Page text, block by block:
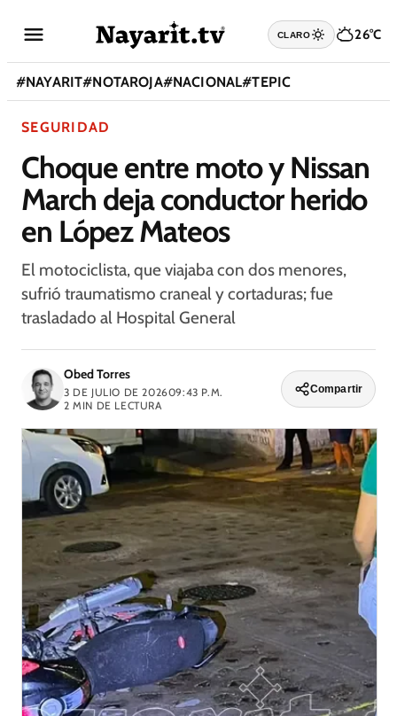
CLARO 26°C
#NAYARIT#NOTAROJA#NACIONAL#TEPIC
SEGURIDAD
Choque entre moto y Nissan
March deja conductor herido
en López Mateos
El motociclista, que viajaba con dos menores,
sufrió traumatismo craneal y cortaduras; fue
trasladado al Hospital General
Obed Torres
3 DE JULIO DE 202609:43 P.M.
2 MIN DE LECTURA
Compartir